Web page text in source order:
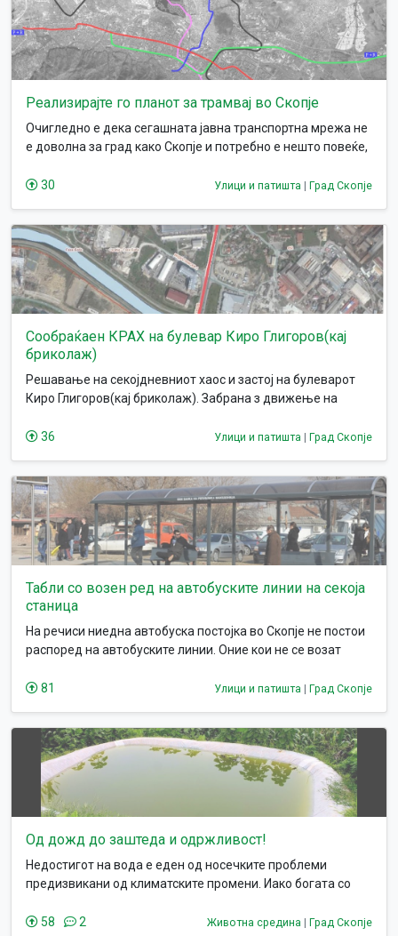
Реализирајте го планот за трамвај во Скопје
Очигледно е дека сегашната јавна транспортна мрежа не
е доволна за град како Скопје и потребно е нешто повеќе,
или трамвај системи.
30 Улици и патишта | Град Скопје
Сообраќаен КРАХ на булевар Киро Глигоров(кај
бриколаж)
Решавање на секојдневниот хаос и застој на булеварот
Киро Глигоров(кај бриколаж). Забрана з движење на
36
Улици и патишта | Град Скопје
Табли со возен ред на автобуските линии на секоја
станица
На речиси ниедна автобуска постојка во Скопје не постои
распоред на автобуските линии. Оние кои не се возат
не се изнамачат со страницата на ЈСП преку мобилен
од таму, каде оди, во кое време, како е сообраќајот за
викенди/празници итн.
81 Улици и патишта | Град Скопје
Од дожд до заштеда и одржливост!
Недостигот на вода е еден од носечките проблеми
предизвикани од климатските промени. Иако богата со
остане имуна на се пожешките лета, објективно-гледано
58 2 Животна средина | Град Скопје